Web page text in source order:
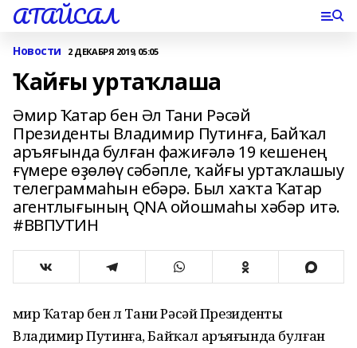
АТАЙСАЛ
Новости 2 ДЕКАБРЯ 2019, 05:05
Ҡайғы уртаҡлаша
Әмир Ҡатар бен Әл Тани Рәсәй
Президенты Владимир Путинға, Байҡал
аръяғында булған фажиғәлә 19 кешенең
ғүмере өҙөлөү сәбәпле, ҡайғы уртаҡлашыу
телеграммаһын ебәрә. Был хаҡта Ҡатар
агентлығының QNA ойошмаһы хәбәр итә.
#ВВПУТИН
Әмир Ҡатар бен Әл Тани Рәсәй Президенты
Владимир Путинға, Байҡал аръяғында булған